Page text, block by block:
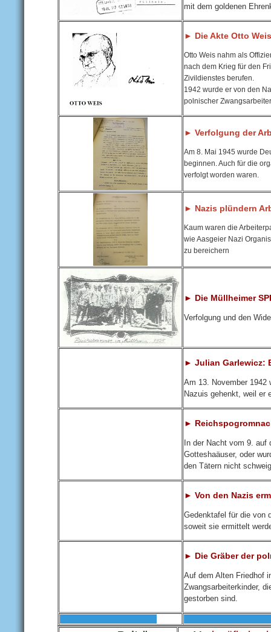
mit dem goldenen
► Die Akte Otto Weis
Otto Weis nahm als
nach dem Krieg für den
Zivildienstes berufen.
1942 wurde er von den
polnischer
► Verfolgung der
Am 8. Mai 1945 wurde
beginnen. Auch für die
verfolgt worden waren.
► Nazis plündern
Kaum waren die
wie Aasgeier Nazi
zu bereichern
► Die Müllheimer
Verfolgung und den
► Julian Garlewicz:
Am 13. November 1942
Nazuis gehenkt, weil er
►
In der Nacht vom 9. auf
Gotteshaäuser, oder
den Tätern nicht
► Von den Nazis
Gedenktafel für die von
soweit sie ermittelt
► Die Gräber der
Auf dem Alten Friedhof
Zwangsarbeiterkinder,
gestorben sind.